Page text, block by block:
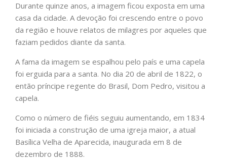
Durante quinze anos, a imagem ficou exposta em uma
casa da cidade. A devoção foi crescendo entre o povo
da região e houve relatos de milagres por aqueles que
faziam pedidos diante da santa.
A fama da imagem se espalhou pelo país e uma capela
foi erguida para a santa. No dia 20 de abril de 1822, o
então príncipe regente do Brasil, Dom Pedro, visitou a
capela.
Como o número de fiéis seguiu aumentando, em 1834
foi iniciada a construção de uma igreja maior, a atual
Basílica Velha de Aparecida, inaugurada em 8 de
dezembro de 1888.